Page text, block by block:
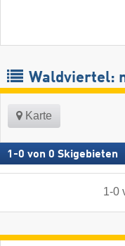
Waldviertel:
Karte
1 -0 von 0 Skigebieten
1-0